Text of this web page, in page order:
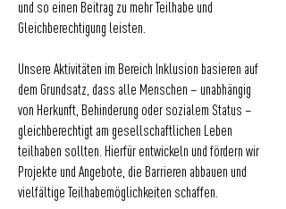
und so einen Beitrag zu mehr Teilhabe und
Gleichberechtigung leisten.
Unsere Aktivitäten im Bereich Inklusion basieren auf
dem Grundsatz, dass alle Menschen – unabhängig
von Herkunft, Behinderung oder sozialem Status –
gleichberechtigt am gesellschaftlichen Leben
teilhaben sollten. Hierfür entwickeln und fördern wir
Projekte und Angebote, die Barrieren abbauen und
vielfältige Teilhabemöglichkeiten schaffen.